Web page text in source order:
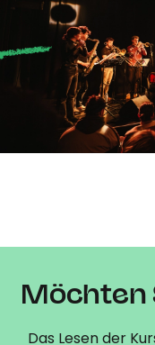
Möchten
Das Lesen der